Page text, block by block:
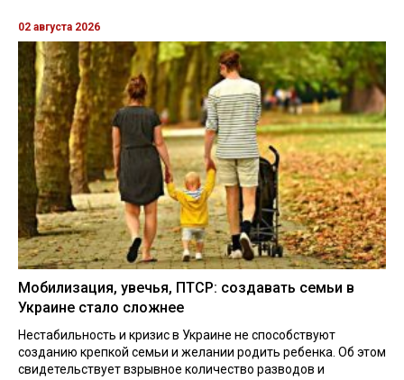
02 августа 2026
Мобилизация, увечья, ПТСР: создавать семьи в
Украине стало сложнее
Нестабильность и кризис в Украине не способствуют
созданию крепкой семьи и желании родить ребенка. Об этом
свидетельствует взрывное количество разводов и